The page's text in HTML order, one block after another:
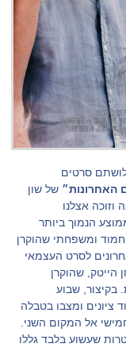
סרטים
האחרונות״ של שון
וזוכה אצלנו
הנמוך ביותר
ומשפחתי שהוקרן
לסרט העצמאי
הייטק, שהוקרן
בקיצור, שבוע
ציונים ומצבו בטבלה
אל המקום השני.
שעשוע בלבד גללו